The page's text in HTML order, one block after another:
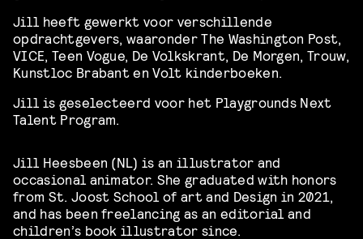
Jill heeft gewerkt voor verschillende
opdrachtgevers, waaronder The Washington Post,
VICE, Teen Vogue, De Volkskrant, De Morgen, Trouw,
Kunstloc Brabant en Volt kinderboeken.
Jill is geselecteerd voor het Playgrounds Next
Talent Program.
Jill Heesbeen (NL) is an illustrator and
occasional animator. She graduated with honors
from St. Joost School of art and Design in 2021,
and has been freelancing as an editorial and
children’s book illustrator since.